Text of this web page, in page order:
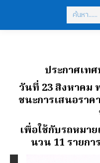
Search:
ประกาศเท
วันที่ 23 สิงหาคม
ชนะการเสนอรา
เพื่อใช้กับรถหมา
นวน 11 รายกา